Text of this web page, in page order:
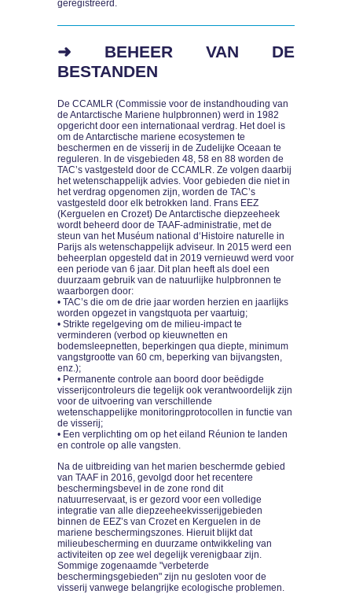
geregistreerd.
➜ BEHEER VAN DE
BESTANDEN
De CCAMLR (Commissie voor de instandhouding van
de Antarctische Mariene hulpbronnen) werd in 1982
opgericht door een internationaal verdrag. Het doel is
om de Antarctische mariene ecosystemen te
beschermen en de visserij in de Zudelijke Oceaan te
reguleren. In de visgebieden 48, 58 en 88 worden de
TAC’s vastgesteld door de CCAMLR. Ze volgen daarbij
het wetenschappelijk advies. Voor gebieden die niet in
het verdrag opgenomen zijn, worden de TAC’s
vastgesteld door elk betrokken land. Frans EEZ
(Kerguelen en Crozet) De Antarctische diepzeeheek
wordt beheerd door de TAAF-administratie, met de
steun van het Muséum national d‘Histoire naturelle in
Parijs als wetenschappelijk adviseur. In 2015 werd een
beheerplan opgesteld dat in 2019 vernieuwd werd voor
een periode van 6 jaar. Dit plan heeft als doel een
duurzaam gebruik van de natuurlijke hulpbronnen te
waarborgen door:
• TAC’s die om de drie jaar worden herzien en jaarlijks
worden opgezet in vangstquota per vaartuig;
• Strikte regelgeving om de milieu-impact te
verminderen (verbod op kieuwnetten en
bodemsleepnetten, beperkingen qua diepte, minimum
vangstgrootte van 60 cm, beperking van bijvangsten,
enz.);
• Permanente controle aan boord door beëdigde
visserijcontroleurs die tegelijk ook verantwoordelijk zijn
voor de uitvoering van verschillende
wetenschappelijke monitoringprotocollen in functie van
de visserij;
• Een verplichting om op het eiland Réunion te landen
en controle op alle vangsten.
Na de uitbreiding van het marien beschermde gebied
van TAAF in 2016, gevolgd door het recentere
beschermingsbevel in de zone rond dit
natuurreservaat, is er gezord voor een volledige
integratie van alle diepzeeheekvisserijgebieden
binnen de EEZ’s van Crozet en Kerguelen in de
mariene beschermingszones. Hieruit blijkt dat
milieubescherming en duurzame ontwikkeling van
activiteiten op zee wel degelijk verenigbaar zijn.
Sommige zogenaamde "verbeterde
beschermingsgebieden" zijn nu gesloten voor de
visserij vanwege belangrijke ecologische problemen.